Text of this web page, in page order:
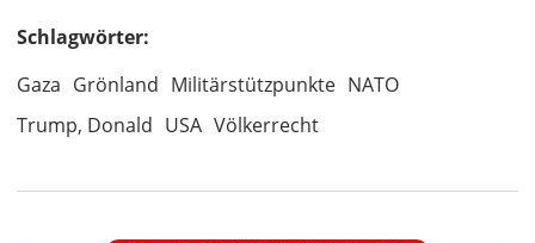
Schlagwörter:
Gaza Grönland Militärstützpunkte NATO
Trump, Donald USA Völkerrecht